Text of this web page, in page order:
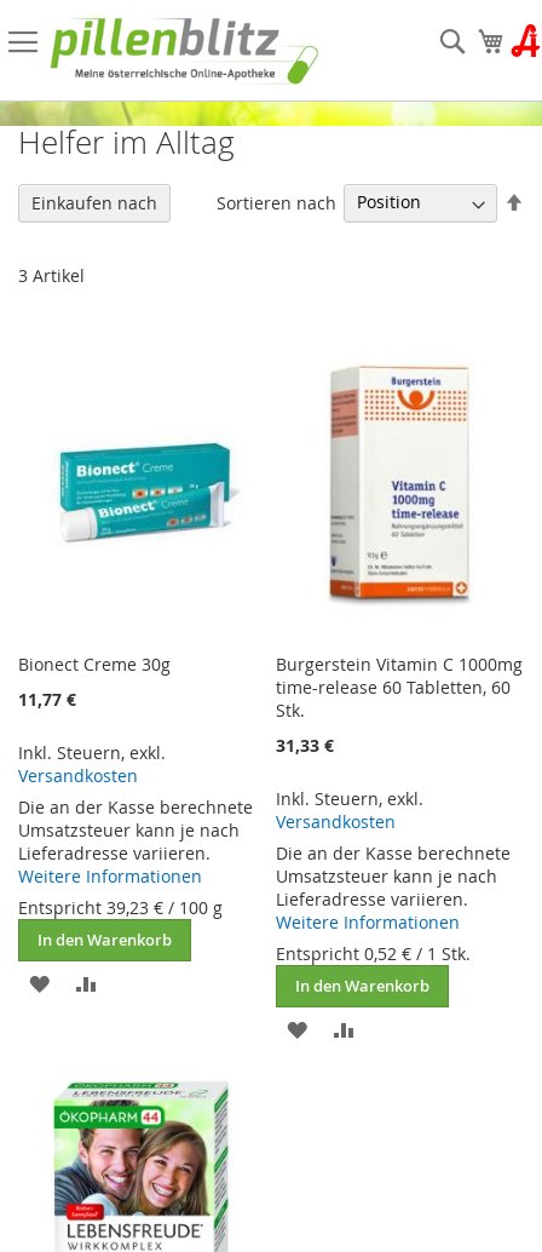
zum
Inhalt
Suche
Helfer im Alltag
3 Artikel
Sortieren nach
Bionect Creme 30g
11,77 €
Inkl. Steuern, exkl.
Versandkosten
Die an der Kasse berechnete
Umsatzsteuer kann je nach
Lieferadresse variieren.
Weitere Informationen
Entspricht 39,23 € / 100 g
In den Warenkorb
ZUR
Burgerstein Vitamin C 1000mg
time-release 60 Tabletten, 60
Stk.
31,33 €
Inkl. Steuern,exkl.
Versandkosten
Die an der Kasse berechnete
Umsatzsteuer kann je nach
Lieferadresse variieren.
Weitere Informationen
Entspricht0,52 € / 1 Stk.
In den Warenkorb
ZUR
Einkaufen nach